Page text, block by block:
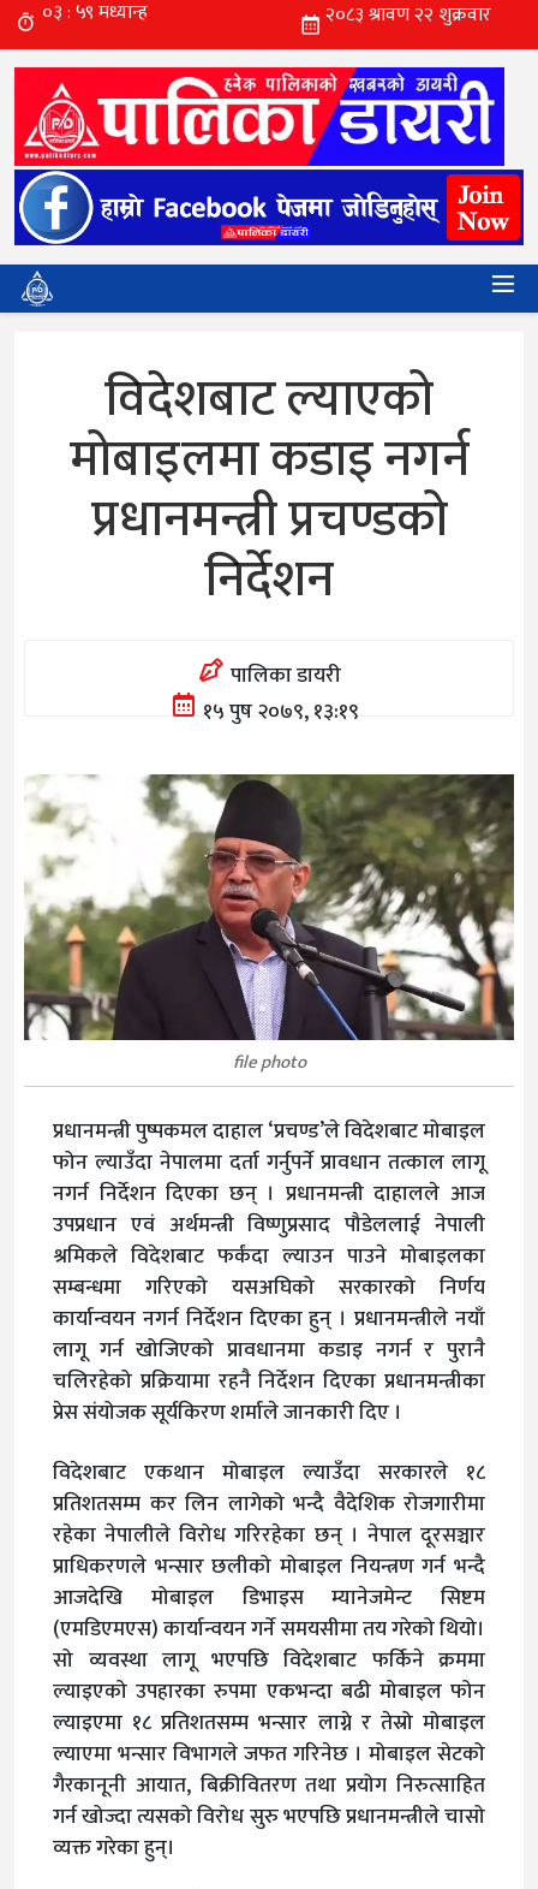
विदेशबाट ल्याएको
मोबाइलमा कडाइ नगर्न
प्रधानमन्त्री प्रचण्डको
निर्देशन
पालिका डायरी
१५ पुष २०७९, १३:१९
file photo
प्रधानमन्त्री पुष्पकमल दाहाल ‘प्रचण्ड’ले विदेशबाट मोबाइल
फोन ल्याउँदा नेपालमा दर्ता गर्नुपर्ने प्रावधान तत्काल लागू
नगर्न निर्देशन दिएका छन् । प्रधानमन्त्री दाहालले आज
उपप्रधान एवं अर्थमन्त्री विष्णुप्रसाद पौडेललाई नेपाली
श्रमिकले विदेशबाट फर्कंदा ल्याउन पाउने मोबाइलका
सम्बन्धमा गरिएको यसअघिको सरकारको निर्णय
कार्यान्वयन नगर्न निर्देशन दिएका हुन् । प्रधानमन्त्रीले नयाँ
लागू गर्न खोजिएको प्रावधानमा कडाइ नगर्न र पुरानै
चलिरहेको प्रक्रियामा रहनै निर्देशन दिएका प्रधानमन्त्रीका
प्रेस संयोजक सूर्यकिरण शर्माले जानकारी दिए ।
विदेशबाट एकथान मोबाइल ल्याउँदा सरकारले १८
प्रतिशतसम्म कर लिन लागेको भन्दै वैदेशिक रोजगारीमा
रहेका नेपालीले विरोध गरिरहेका छन् । नेपाल दूरसञ्चार
प्राधिकरणले भन्सार छलीको मोबाइल नियन्त्रण गर्न भन्दै
आजदेखि मोबाइल डिभाइस म्यानेजमेन्ट सिष्टम
(एमडिएमएस) कार्यान्वयन गर्ने समयसीमा तय गरेको थियो।
सो व्यवस्था लागू भएपछि विदेशबाट फर्किने क्रममा
ल्याइएको उपहारका रुपमा एकभन्दा बढी मोबाइल फोन
ल्याइएमा १८ प्रतिशतसम्म भन्सार लाग्ने र तेस्रो मोबाइल
ल्याएमा भन्सार विभागले जफत गरिनेछ । मोबाइल सेटको
गैरकानूनी आयात, बिक्रीवितरण तथा प्रयोग निरुत्साहित
गर्न खोज्दा त्यसको विरोध सुरु भएपछि प्रधानमन्त्रीले चासो
व्यक्त गरेका हुन्।